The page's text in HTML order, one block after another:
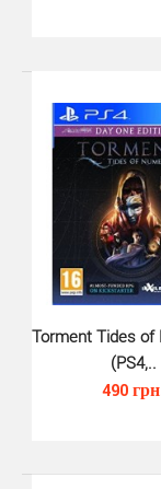
Torment Tides of
(PS4,..
490